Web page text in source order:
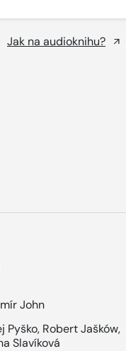
Jak na audioknihu?
John
Pyško, Robert Jašków,
Slavíková